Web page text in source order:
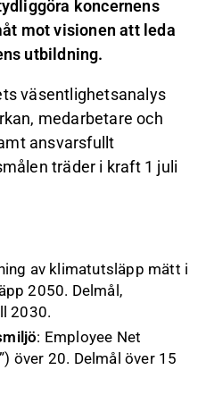
koncernens
mot visionen att leda
utbildning.
väsentlighetsanalys
medarbetare och
ansvarsfullt
träder i kraft 1 juli
av klimatutsläpp mätt i
2050. Delmål,
2030.
: Employee Net
över 20. Delmål över 15